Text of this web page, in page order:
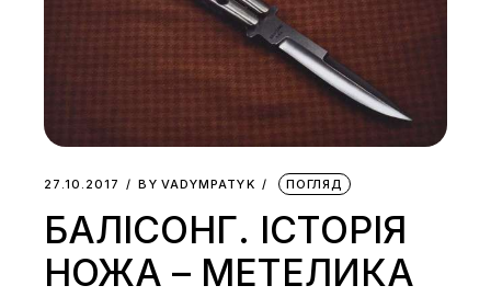
27.10.2017 BY VADYMPATYK ПОГЛЯД
БАЛІСОНГ. ІСТОРІЯ
НОЖА – МЕТЕЛИКА